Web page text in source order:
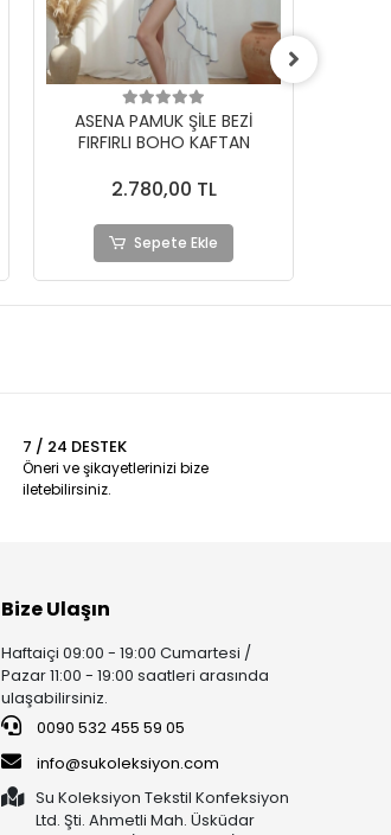
MELODY PAMUK FİLE KAFTAN
2.480,00 TL
Sepete Ekle
7 / 24 DESTEK
Öneri ve şikayetlerinizi bize
iletebilirsiniz.
Bize Ulaşın
Haftaiçi 09:00 - 19:00 Cumartesi /
Pazar 11:00 - 19:00 saatleri arasında
ulaşabilirsiniz.
0090 532 455 59 05
info@sukoleksiyon.com
Su Koleksiyon Tekstil Konfeksiyon
Ltd. Şti. Ahmetli Mah. Üsküdar